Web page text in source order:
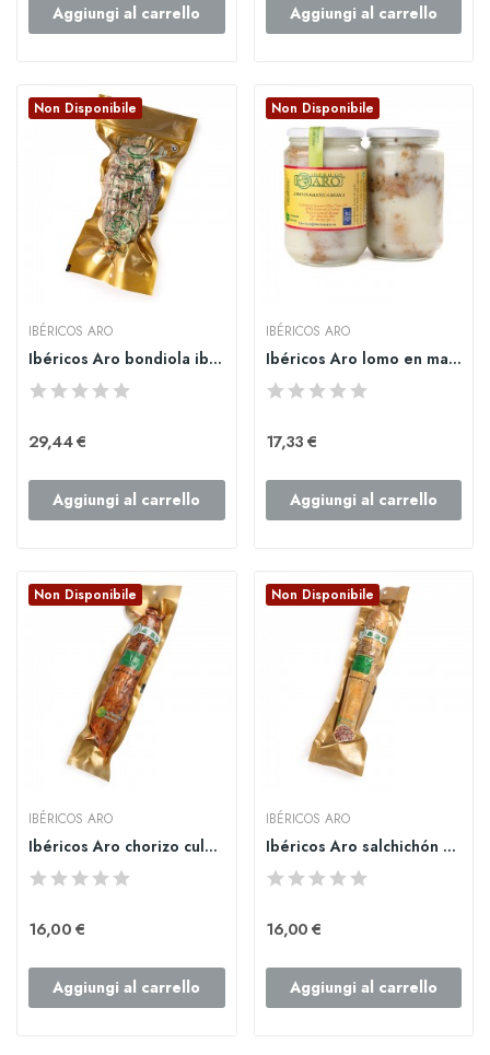
Aggiungi al carrello Aggiungi al carrello
Non Disponibile
IBÉRICOS ARO
Ibéricos Aro bondiola ibérica 750gr.
29,44 €
Aggiungi al carrello
Non Disponibile
IBÉRICOS ARO
Ibéricos Aro lomo en manteca iberica 1kg
17,33 €
Aggiungi al carrello
Non Disponibile
IBÉRICOS ARO
Ibéricos Aro chorizo cular ibérico de bellota...
16,00 €
Aggiungi al carrello
Non Disponibile
IBÉRICOS ARO
Ibéricos Aro salchichón cular ibérico de...
16,00 €
Aggiungi al carrello